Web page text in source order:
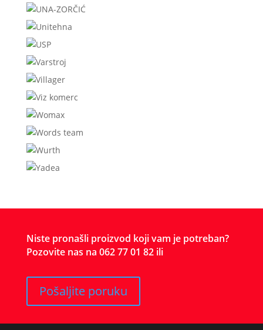
Niste pronašli proizvod koji vam je potreban?
Pozovite nas na 062 77 01 82 ili
Pošaljite poruku